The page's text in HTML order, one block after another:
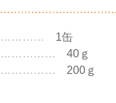
1缶
40ｇ
200ｇ